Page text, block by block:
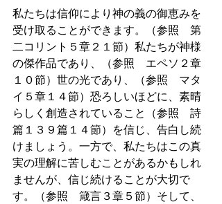
私たちは信仰により神の義の御恵みを
受け取ることができます。（参照　第
二コリント５章２１節）私たちが神様
の傑作品であり、（参照　エペソ２章
１０節）世の光であり、（参照　マタ
イ５章１４節）恐ろしいほどに、素晴
らしく創造されていること（参照　詩
篇１３９篇１４節）を信じ、告白し続
けましょう。一方で、私たちはこの真
実の理解に苦しむことがあるかもしれ
ませんが、信じ続けることが大切で
す。（参照　箴言３章５節）そして、